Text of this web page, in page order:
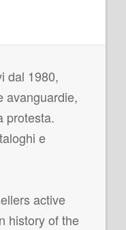
dal 1980,
avanguardie,
protesta.
e
active
history of the